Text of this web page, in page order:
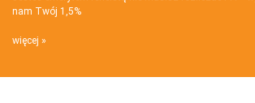
nam Twój 1,5%
więcej